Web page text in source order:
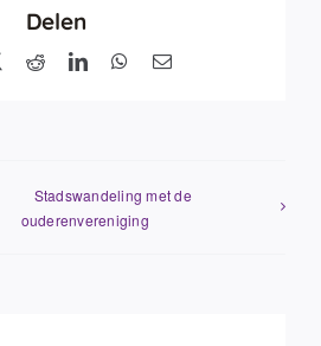
Delen
X RedditLinkedInWhatsApp
E-
Stadswandeling met de
ouderenvereniging